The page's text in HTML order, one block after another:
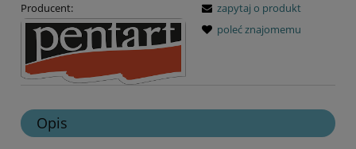
Producent:
zapytaj o produkt
poleć znajomemu
Opis